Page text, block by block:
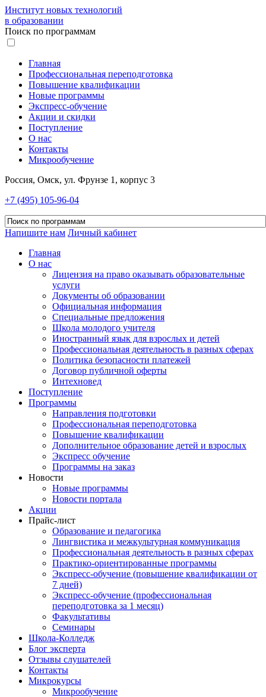
Институт новых технологий
в образовании
Поиск по программам
Главная
Профессиональная переподготовка
Повышение квалификации
Новые программы
Экспресс-обучение
Акции и скидки
Поступление
О нас
Контакты
Микрообучение
Россия, Омск, ул. Фрунзе 1, корпус 3
+7 (495) 105-96-04
Напишите нам Личный кабинет
Главная
О нас
Лицензия на право оказывать образовательные
услуги
Документы об образовании
Официальная информация
Специальные предложения
Школа молодого учителя
Иностранный язык для взрослых и детей
Профессиональная деятельность в разных сферах
Политика безопасности платежей
Договор публичной оферты
Интехновед
Поступление
Программы
Направления подготовки
Профессиональная переподготовка
Повышение квалификации
Дополнительное образование детей и взрослых
Экспресс обучение
Программы на заказ
Новости
Новые программы
Новости портала
Акции
Прайс-лист
Образование и педагогика
Лингвистика и межкультурная коммуникация
Профессиональная деятельность в разных сферах
Практико-ориентированные программы
Экспресс-обучение (повышение квалификации от
7 дней)
Экспресс-обучение (профессиональная
переподготовка за 1 месяц)
Факультативы
Семинары
Школа-Колледж
Блог эксперта
Отзывы слушателей
Контакты
Микрокурсы
Микрообучение